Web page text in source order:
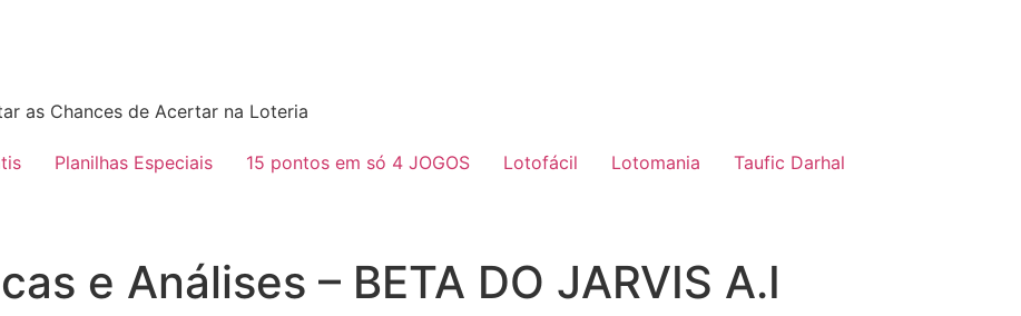
as Chances de Acertar na Loteria
Planilhas Especiais 15 pontos em só 4 JOGOS Lotofácil Lotomania
Taufic Darhal
e Análises – BETA DO JARVIS A.I